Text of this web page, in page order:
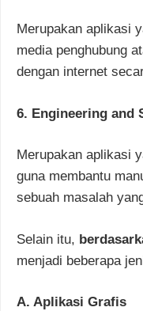
Merupakan aplikasi
media penghubung
dengan internet
6. Engineering and
Merupakan aplikasi
guna membantu
sebuah masalah
Selain itu,
menjadi beberapa
A. Aplikasi Grafis